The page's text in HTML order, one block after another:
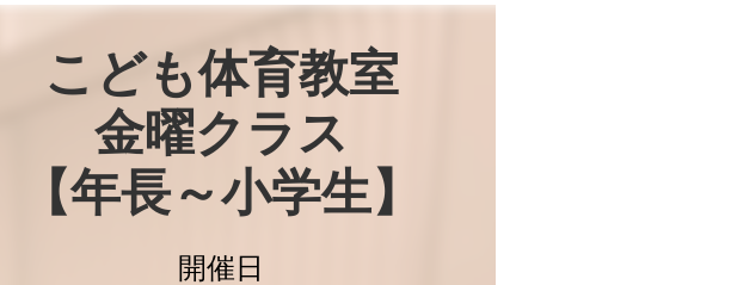
こども体育教室
金曜クラス
【年長～小学生】
開催日